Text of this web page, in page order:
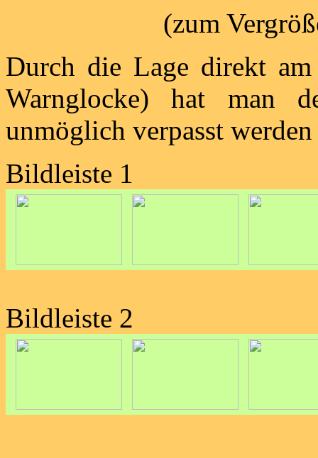
(zum
Durch die Lage direkt
Warnglocke) hat man
unmöglich verpasst
Bildleiste 1
Bildleiste 2